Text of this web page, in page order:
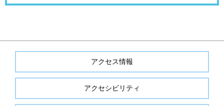
アクセス情報
アクセシビリティ